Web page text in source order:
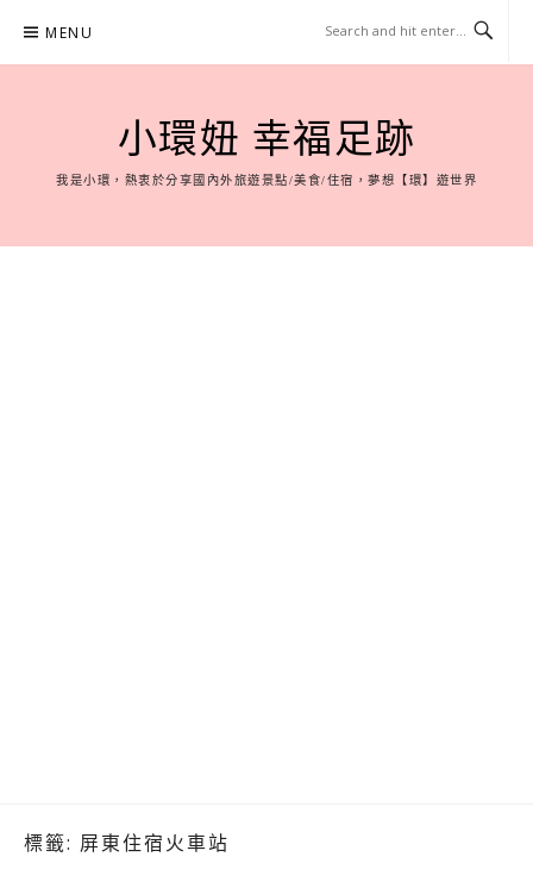
content
MENU
小環妞 幸福足跡
我是小環，熱衷於分享國內外旅遊景點/美食/住宿，夢想【環】遊世界
標籤: 屏東住宿火車站